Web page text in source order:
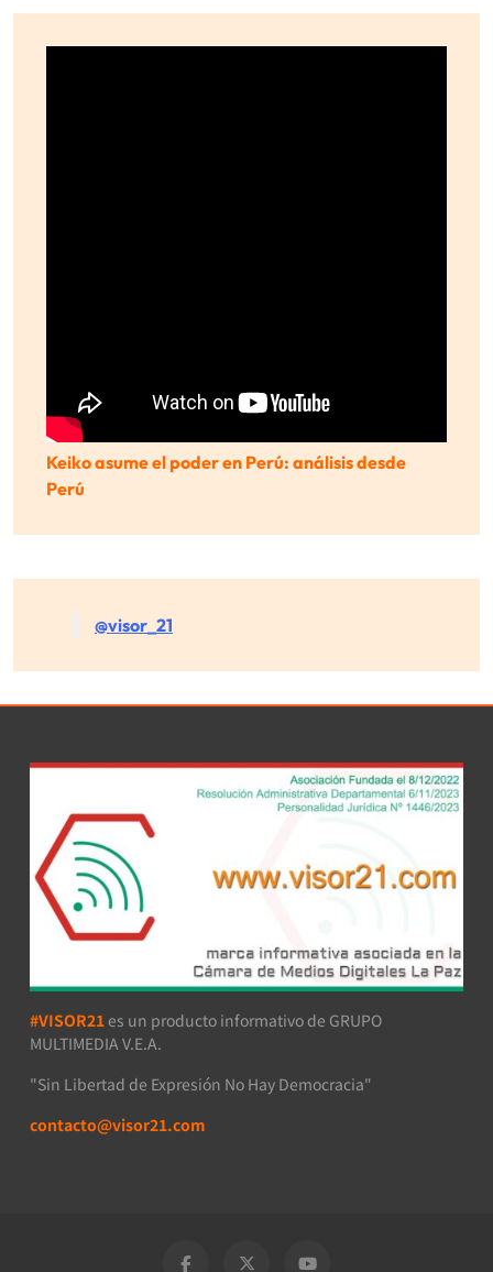
Keiko asume el poder en Perú: análisis desde
Perú
@visor_21
#VISOR21 es un producto informativo de GRUPO
MULTIMEDIA V.E.A.
"Sin Libertad de Expresión No Hay Democracia"
contacto@visor21.com